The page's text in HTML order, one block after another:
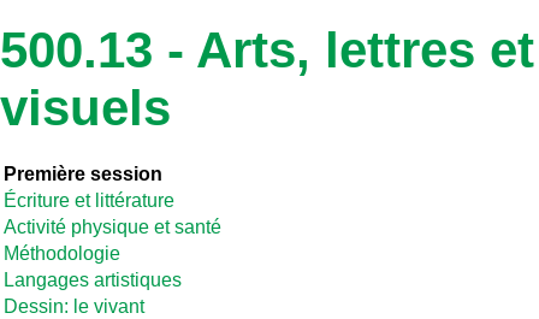
500.13 - Arts, lettres
visuels
Première session
Écriture et littérature
Activité physique et santé
Méthodologie
Langages artistiques
Dessin: le vivant